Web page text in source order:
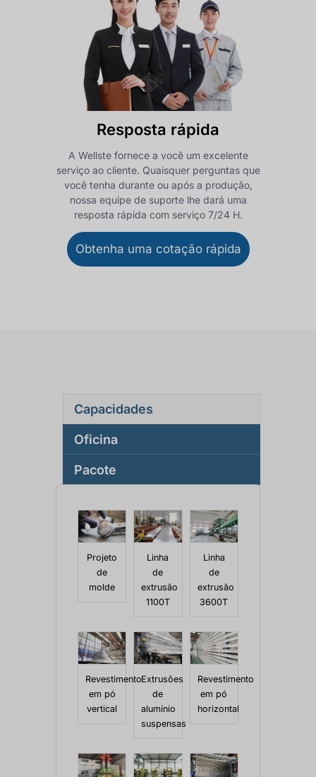
Resposta rápida
A Wellste fornece a você um excelente
serviço ao cliente. Quaisquer perguntas que
você tenha durante ou após a produção,
nossa equipe de suporte lhe dará uma
resposta rápida com serviço 7/24 H.
Obtenha uma cotação rápida
Capacidades
Oficina
Pacote
Projeto
de
molde
Linha
de
extrusão
1100T
Linha
de
extrusão
3600T
Revestimento
em pó
vertical
Extrusões
de
alumínio
suspensas
Revestimento
em pó
horizontal